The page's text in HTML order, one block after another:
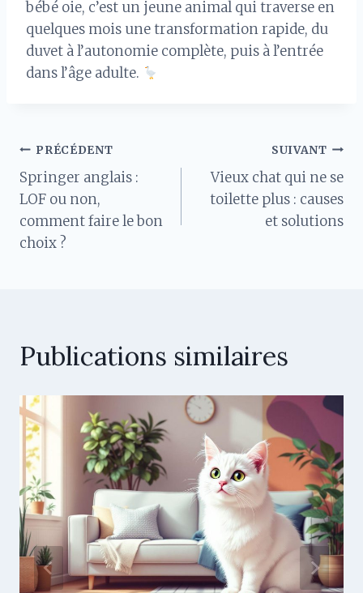
bébé oie, c’est un jeune animal qui traverse en
quelques mois une transformation rapide, du
duvet à l’autonomie complète, puis à l’entrée
dans l’âge adulte.
Navigation
de
l’article
PRÉCÉDENT
Springer anglais :
LOF ou non,
comment faire le bon
choix ?
SUIVANT
Vieux chat qui ne se
toilette plus : causes
et solutions
Publications similaires